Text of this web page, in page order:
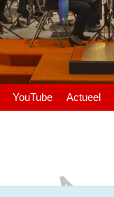
YouTube Actueel